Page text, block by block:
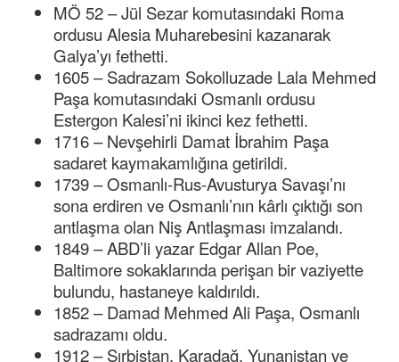
MÖ 52 – Jül Sezar komutasındaki Roma
ordusu Alesia Muharebesini kazanarak
Galya’yı fethetti.
1605 – Sadrazam Sokolluzade Lala Mehmed
Paşa komutasındaki Osmanlı ordusu
Estergon Kalesi’ni ikinci kez fethetti.
1716 – Nevşehirli Damat İbrahim Paşa
sadaret kaymakamlığına getirildi.
1739 – Osmanlı-Rus-Avusturya Savaşı’nı
sona erdiren ve Osmanlı’nın kârlı çıktığı son
antlaşma olan Niş Antlaşması imzalandı.
1849 – ABD’li yazar Edgar Allan Poe,
Baltimore sokaklarında perişan bir vaziyette
bulundu, hastaneye kaldırıldı.
1852 – Damad Mehmed Ali Paşa, Osmanlı
sadrazamı oldu.
1912 – Sırbistan, Karadağ, Yunanistan ve